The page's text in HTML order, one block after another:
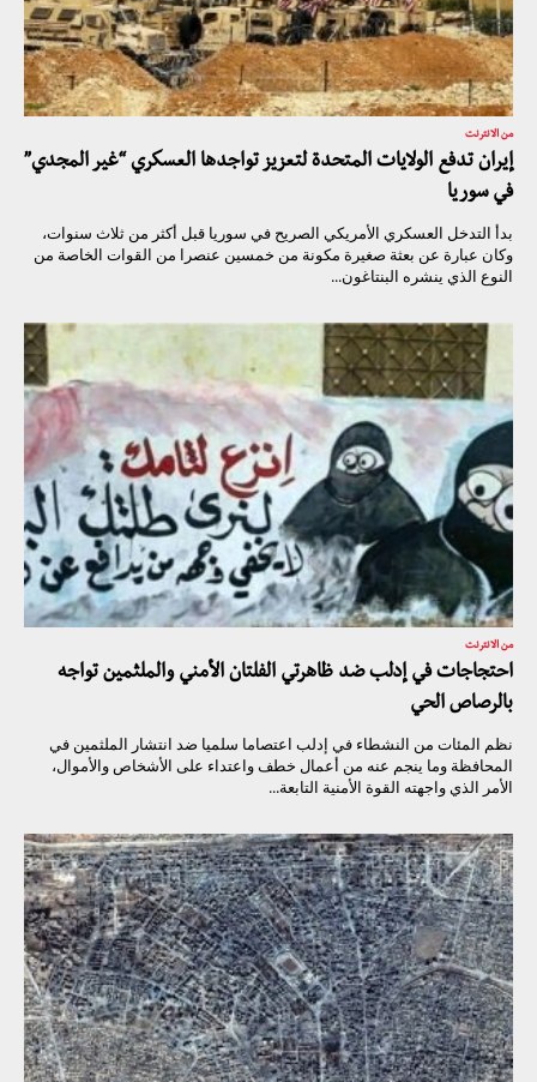
من الانترنت
إيران تدفع الولايات المتحدة لتعزيز تواجدها العسكري “غير المجدي”
في سوريا
بدأ التدخل العسكري الأمريكي الصريح في سوريا قبل أكثر من ثلاث سنوات،
وكان عبارة عن بعثة صغيرة مكونة من خمسين عنصرا من القوات الخاصة من
النوع الذي ينشره البنتاغون...
من الانترنت
احتجاجات في إدلب ضد ظاهرتي الفلتان الأمني والملثمين تواجه
بالرصاص الحي
نظم المئات من النشطاء في إدلب اعتصاما سلميا ضد انتشار الملثمين في
المحافظة وما ينجم عنه من أعمال خطف واعتداء على الأشخاص والأموال،
الأمر الذي واجهته القوة الأمنية التابعة...